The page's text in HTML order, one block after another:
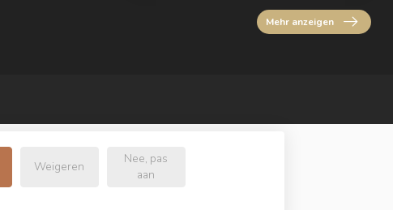
Mehr anzeigen
Weigeren
Nee, pas
aan